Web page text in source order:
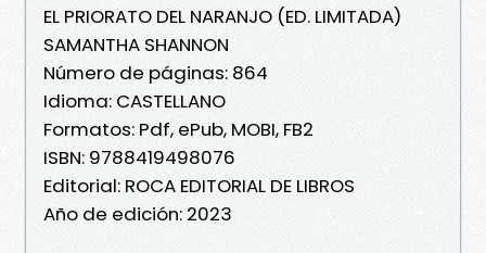
EL PRIORATO DEL NARANJO (ED. LIMITADA)
SAMANTHA SHANNON
Número de páginas: 864
Idioma: CASTELLANO
Formatos: Pdf, ePub, MOBI, FB2
ISBN: 9788419498076
Editorial: ROCA EDITORIAL DE LIBROS
Año de edición: 2023